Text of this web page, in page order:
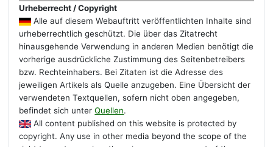
Urheberrecht / Copyright
Alle auf diesem Webauftritt veröffentlichten Inhalte sind
urheberrechtlich geschützt. Die über das Zitatrecht
hinausgehende Verwendung in anderen Medien benötigt die
vorherige ausdrückliche Zustimmung des Seitenbetreibers
bzw. Rechteinhabers. Bei Zitaten ist die Adresse des
jeweiligen Artikels als Quelle anzugeben. Eine Übersicht der
verwendeten Textquellen, sofern nicht oben angegeben,
befindet sich unterQuellen.
All content published on this website is protected by
copyright. Any use in other media beyond the scope of the